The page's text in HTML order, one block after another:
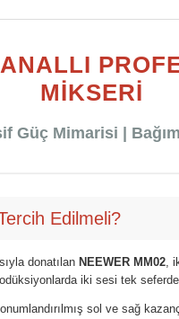
MIKSERI
Güç Mimarisi |
Edilmeli?
donatılan NEEWER MM02,
iki sesi tek
sol ve sağ